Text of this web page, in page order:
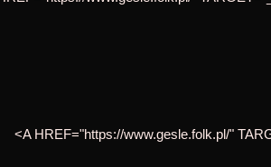
<A HREF="https://www.gesle.folk.pl/"